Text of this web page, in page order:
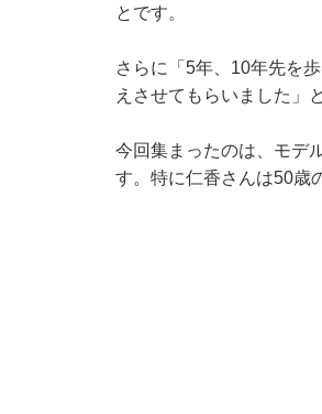
とです。
さらに「5年、10年先を
えさせてもらいました」
今回集まったのは、モデ
す。特に仁香さんは50歳